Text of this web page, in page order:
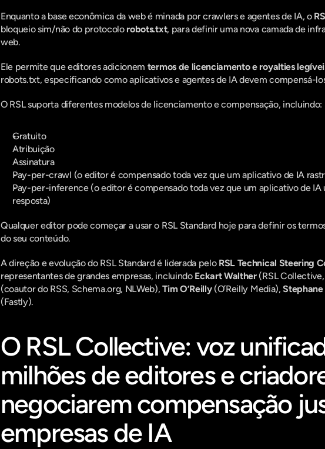
Enquanto a base econômica da web é minada por crawlers e agentes de IA, o
bloqueio sim/não do protocolo robots.txt, para definir uma nova camada de
web.
Ele permite que editores adicionem termos de licenciamento e royalties
robots.txt, especificando como aplicativos e agentes de IA devem compensá-
O RSL suporta diferentes modelos de licenciamento e compensação, incluindo:
Gratuito
Atribuição
Assinatura
Pay-per-crawl (o editor é compensado toda vez que um aplicativo de IA
Pay-per-inference (o editor é compensado toda vez que um aplicativo de IA
resposta)
Qualquer editor pode começar a usar o RSL Standard hoje para definir os
do seu conteúdo.
A direção e evolução do RSL Standard é liderada pelo RSL Technical Steering
representantes de grandes empresas, incluindo Eckart Walther (RSL
(coautor do RSS, Schema.org, NLWeb), Tim O’Reilly (O’Reilly Media),
(Fastly).
O RSL Collective: voz
milhões de editores e
negociarem compensação
empresas de IA